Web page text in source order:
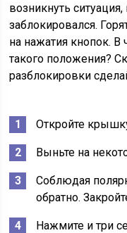
возникнуть
заблокировался.
на нажатия кнопок.
такого положения?
разблокировки
Откройте
Выньте на
Соблюдая
обратно.
Нажмите и три